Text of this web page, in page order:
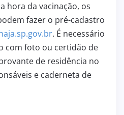
hora da vacinação, os
fazer o pré-cadastro
. É necessário
com foto ou certidão de
de residência no
e caderneta de